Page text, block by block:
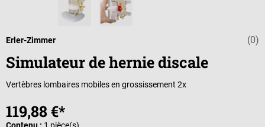
Note (0)
Erler-Zimmer
Simulateur de hernie discale
Vertèbres lombaires mobiles en grossissement 2x
119,88 €*
Contenu : 1 pièce(s)